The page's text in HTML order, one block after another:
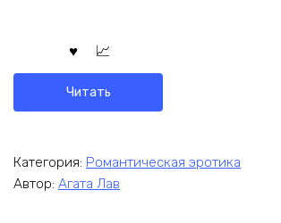
Читать
Категория: Романтическая эротика
Автор: Агата Лав